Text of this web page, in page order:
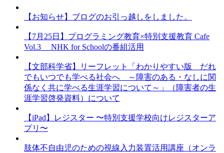
【お知らせ】ブログのお引っ越しをしました。
【7月25日】プログラミング教育×特別支援教育 Cafe
Vol.3 NHK for Schoolの番組活用
【文部科学省】リーフレット「わかりやすい版 だれ
でもいつでも学べる社会へ ～障害のある・なしに関
係なく共に学べる生涯学習について～」（障害者の生
涯学習啓発資料）について
【iPad】レジスター 〜特別支援学校向けレジスターア
プリ〜
肢体不自由児のための視線入力装置活用講座（オンラ